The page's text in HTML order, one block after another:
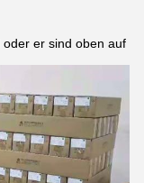
oder er sind oben auf